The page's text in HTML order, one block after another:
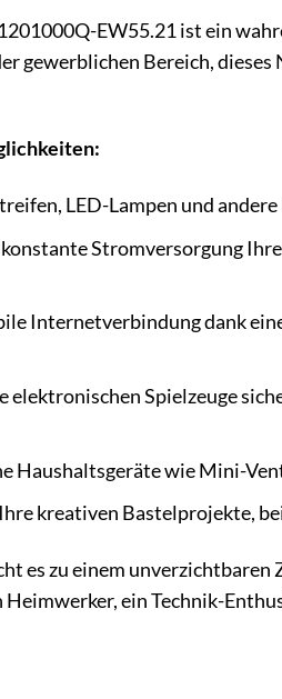
EW55.21 ist ein
gewerblichen Bereich,
LED-Lampen und
Stromversorgung
Internetverbindung dank
elektronischen Spielzeuge
Haushaltsgeräte wie Mini-
kreativen Bastelprojekte,
es zu einem unverzichtbaren
ein Technik-